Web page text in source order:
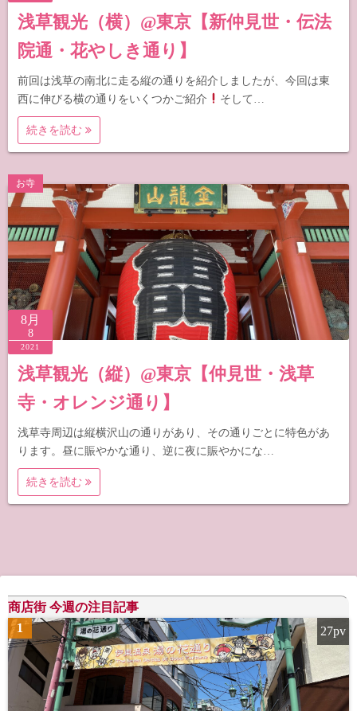
浅草観光（横）@東京【新仲見世・伝法
院通・花やしき通り】
前回は浅草の南北に走る縦の通りを紹介しましたが、今回は東
西に伸びる横の通りをいくつかご紹介
そして…
続きを読む
お寺
8月
8
2021
浅草観光（縦）@東京【仲見世・浅草
寺・オレンジ通り】
浅草寺周辺は縦横沢山の通りがあり、その通りごとに特色があ
ります。昼に賑やかな通り、逆に夜に賑やかにな…
続きを読む
商店街 今週の注目記事
1
27pv